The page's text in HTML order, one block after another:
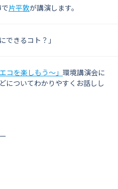
片平敦が講演します。
できるコト？」
コを楽しもう～」 環境講演会に
についてわかりやすくお話しし